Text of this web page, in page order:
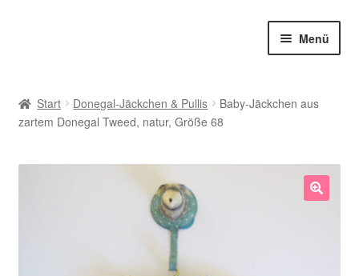
Menü
Babysöckchen
Donegal-Jäckchen & Pullis
Start Donegal-Jäckchen & Pullis
Baby-Jäckchen aus
zartem Donegal Tweed, natur, Größe 68